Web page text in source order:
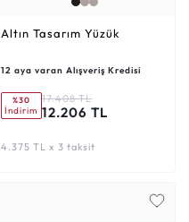
Altın Tasarım Yüzük
12 aya varan Alışveriş Kredisi
%30
İndirim
17.408 TL
12.206 TL
4.375 TL x 3 taksit